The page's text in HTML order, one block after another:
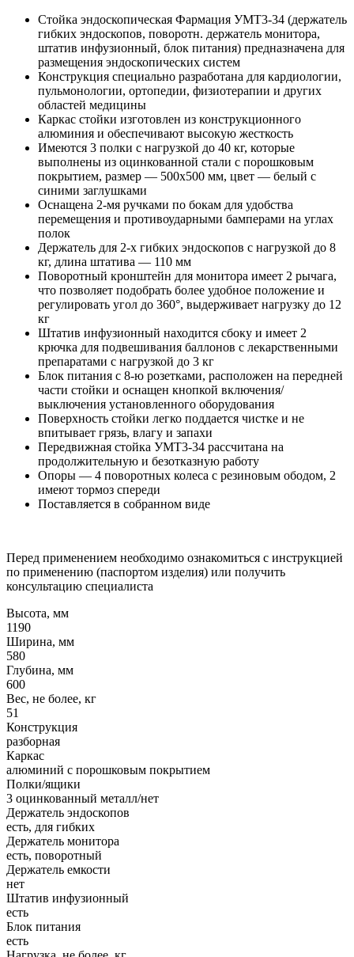
Стойка эндоскопическая Фармация УМТ3-34 (держатель
гибких эндоскопов, поворотн. держатель монитора,
штатив инфузионный, блок питания) предназначена для
размещения эндоскопических систем
Конструкция специально разработана для кардиологии,
пульмонологии, ортопедии, физиотерапии и других
областей медицины
Каркас стойки изготовлен из конструкционного
алюминия и обеспечивают высокую жесткость
Имеются 3 полки с нагрузкой до 40 кг, которые
выполнены из оцинкованной стали с порошковым
покрытием, размер — 500x500 мм, цвет — белый с
синими заглушками
Оснащена 2-мя ручками по бокам для удобства
перемещения и противоударными бамперами на углах
полок
Держатель для 2-х гибких эндоскопов с нагрузкой до 8
кг, длина штатива — 110 мм
Поворотный кронштейн для монитора имеет 2 рычага,
что позволяет подобрать более удобное положение и
регулировать угол до 360°, выдерживает нагрузку до 12
кг
Штатив инфузионный находится сбоку и имеет 2
крючка для подвешивания баллонов с лекарственными
препаратами с нагрузкой до 3 кг
Блок питания с 8-ю розетками, расположен на передней
части стойки и оснащен кнопкой включения/
выключения установленного оборудования
Поверхность стойки легко поддается чистке и не
впитывает грязь, влагу и запахи
Передвижная стойка УМТ3-34 рассчитана на
продолжительную и безотказную работу
Опоры — 4 поворотных колеса с резиновым ободом, 2
имеют тормоз спереди
Поставляется в собранном виде
Перед применением необходимо ознакомиться с инструкцией
по применению (паспортом изделия) или получить
консультацию специалиста
Высота, мм
1190
Ширина, мм
580
Глубина, мм
600
Вес, не более, кг
51
Конструкция
разборная
Каркас
алюминий с порошковым покрытием
Полки/ящики
3 оцинкованный металл/нет
Держатель эндоскопов
есть, для гибких
Держатель монитора
есть, поворотный
Держатель емкости
нет
Штатив инфузионный
есть
Блок питания
есть